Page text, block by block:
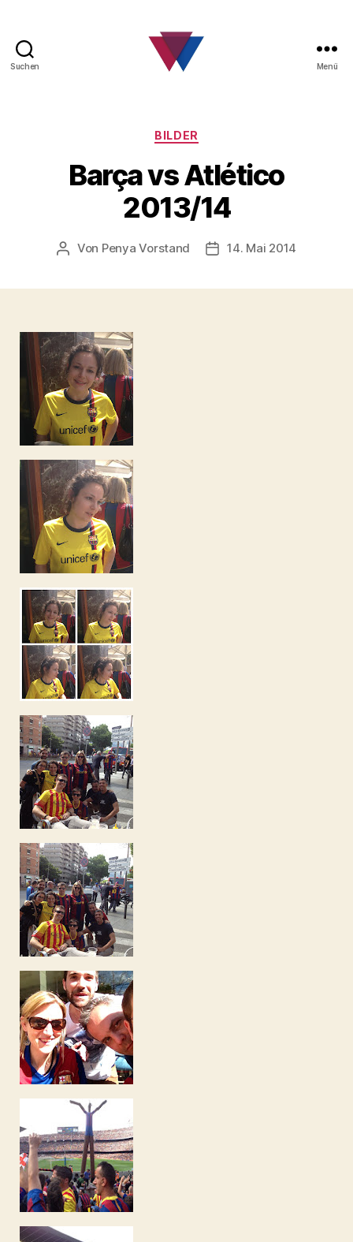
Suchen Menü
Kategorien
BILDER
Barça vs Atlético
2013/14
Beitragsautor
Von Penya Vorstand Beitragsdatum
14. Mai 2014